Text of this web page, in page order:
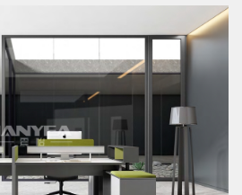
板式员工位